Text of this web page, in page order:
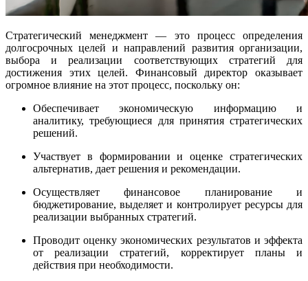
Стратегический менеджмент — это процесс определения
долгосрочных целей и направлений развития организации,
выбора и реализации соответствующих стратегий для
достижения этих целей. Финансовый директор оказывает
огромное влияние на этот процесс, поскольку он:
Обеспечивает экономическую информацию и
аналитику, требующиеся для принятия стратегических
решений.
Участвует в формировании и оценке стратегических
альтернатив, дает решения и рекомендации.
Осуществляет финансовое планирование и
бюджетирование, выделяет и контролирует ресурсы для
реализации выбранных стратегий.
Проводит оценку экономических результатов и эффекта
от реализации стратегий, корректирует планы и
действия при необходимости.